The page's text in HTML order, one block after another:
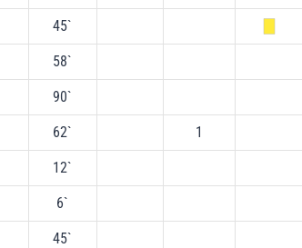
45`
58`
90`
62` 1
12`
6`
45`